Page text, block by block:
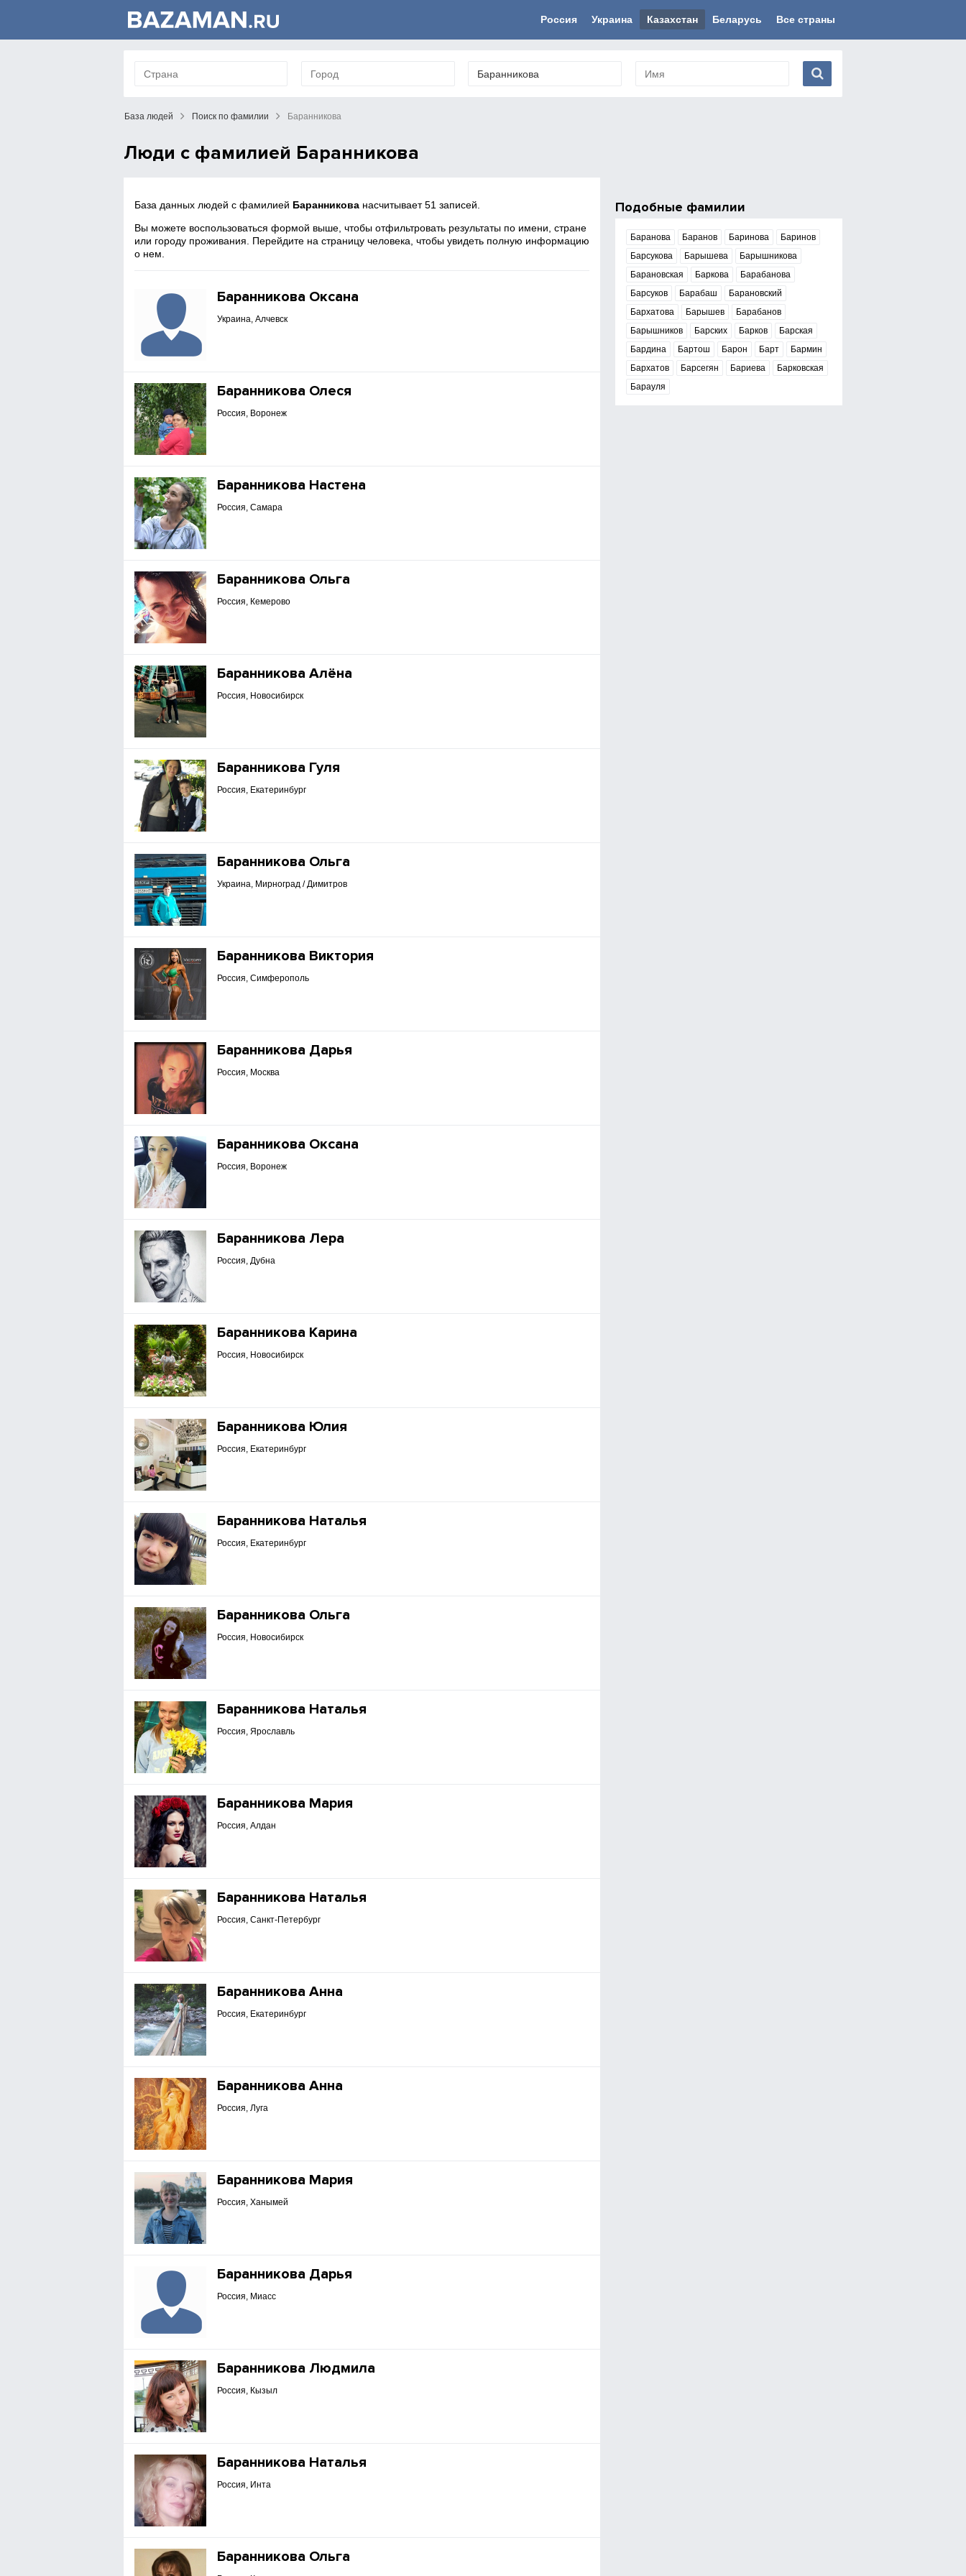
Россия Украина Казахстан Беларусь Все страны
База людей Поиск по фамилии Баранникова
Люди с фамилией Баранникова
База данных людей с фамилией Баранникова насчитывает 51 записей.
Вы можете воспользоваться формой выше, чтобы отфильтровать результаты по имени, стране
или городу проживания. Перейдите на страницу человека, чтобы увидеть полную информацию
о нем.
Баранникова Оксана
Украина, Алчевск
Баранникова Олеся
Россия, Воронеж
Баранникова Настена
Россия, Самара
Баранникова Ольга
Россия, Кемерово
Баранникова Алёна
Россия, Новосибирск
Баранникова Гуля
Россия, Екатеринбург
Баранникова Ольга
Украина, Мирноград / Димитров
Баранникова Виктория
Россия, Симферополь
Баранникова Дарья
Россия, Москва
Баранникова Оксана
Россия, Воронеж
Баранникова Лера
Россия, Дубна
Баранникова Карина
Россия, Новосибирск
Баранникова Юлия
Россия, Екатеринбург
Баранникова Наталья
Россия, Екатеринбург
Баранникова Ольга
Россия, Новосибирск
Баранникова Наталья
Россия, Ярославль
Баранникова Мария
Россия, Алдан
Баранникова Наталья
Россия, Санкт-Петербург
Баранникова Анна
Россия, Екатеринбург
Баранникова Анна
Россия, Луга
Баранникова Мария
Россия, Ханымей
Баранникова Дарья
Россия, Миасс
Баранникова Людмила
Россия, Кызыл
Баранникова Наталья
Россия, Инта
Баранникова Ольга
Подобные фамилии
Баранова Баранов Баринова
Баринов
Барсукова
Барышева
Барышникова
Барановская
Баркова
Барабанова
Барсуков
Барабаш
Барановский
Бархатова
Барышев
Барабанов
Барышников
Барских Барков
Барская
Бардина
Бартош Барон Барт
Бармин
Бархатов
Барсегян Бариева
Барковская
Барауля